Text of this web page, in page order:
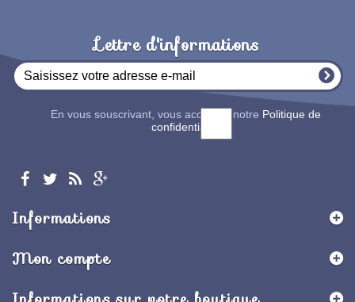
Lettre d'informations
En vous souscrivant, vous acceptez notre Politique de
confidentialité
Informations
Mon compte